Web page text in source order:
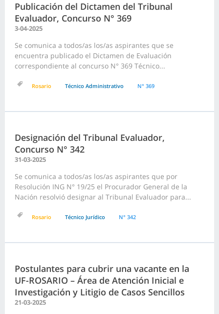
Publicación del Dictamen del Tribunal
Evaluador, Concurso N° 369
3-04-2025
Se comunica a todos/as los/as aspirantes que se
encuentra publicado el Dictamen de Evaluación
correspondiente al concurso N° 369 Técnico...
Rosario Técnico Administrativo N° 369
Designación del Tribunal Evaluador,
Concurso N° 342
31-03-2025
Se comunica a todos/as los/as aspirantes que por
Resolución ING N° 19/25 el Procurador General de la
Nación resolvió designar al Tribunal Evaluador para...
Rosario Técnico Jurídico N° 342
Postulantes para cubrir una vacante en la
UF-ROSARIO – Área de Atención Inicial e
Investigación y Litigio de Casos Sencillos
21-03-2025